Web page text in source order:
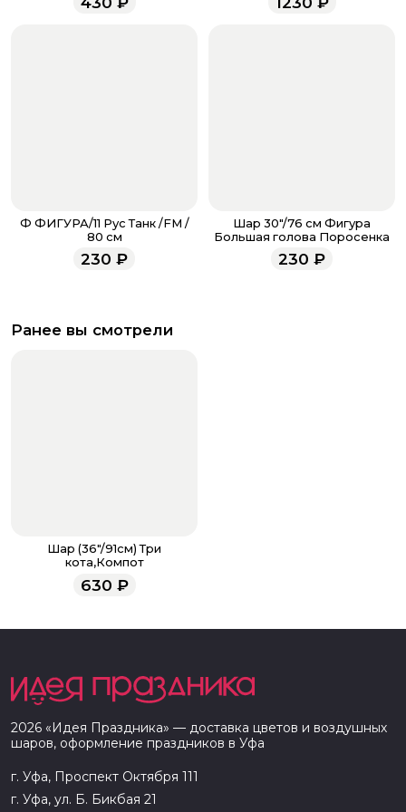
всегда рады проконсультировать вас.
Ф ФИГУРА/11 Рус Танк /FM /
80 см
230 ₽
Шар 30"/76 см Фигура
Большая голова Поросенка
230 ₽
Ранее вы смотрели
Шар (36"/91см) Три
кота,Компот
630 ₽
2026 «Идея Праздника» — доставка цветов и воздушных
шаров, оформление праздников в Уфа
г. Уфа, Проспект Октября 111
г. Уфа, ул. Б. Бикбая 21